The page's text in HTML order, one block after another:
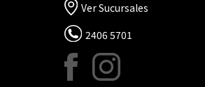
Ver Sucursales
2406 5701